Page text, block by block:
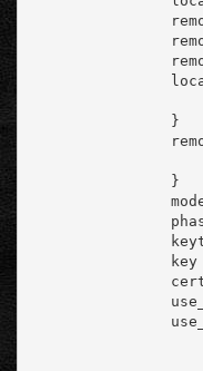
                }
                }